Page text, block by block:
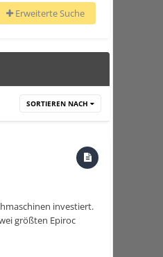
Erweiterte Suche
SORTIEREN NACH
investiert.
größten Epiroc